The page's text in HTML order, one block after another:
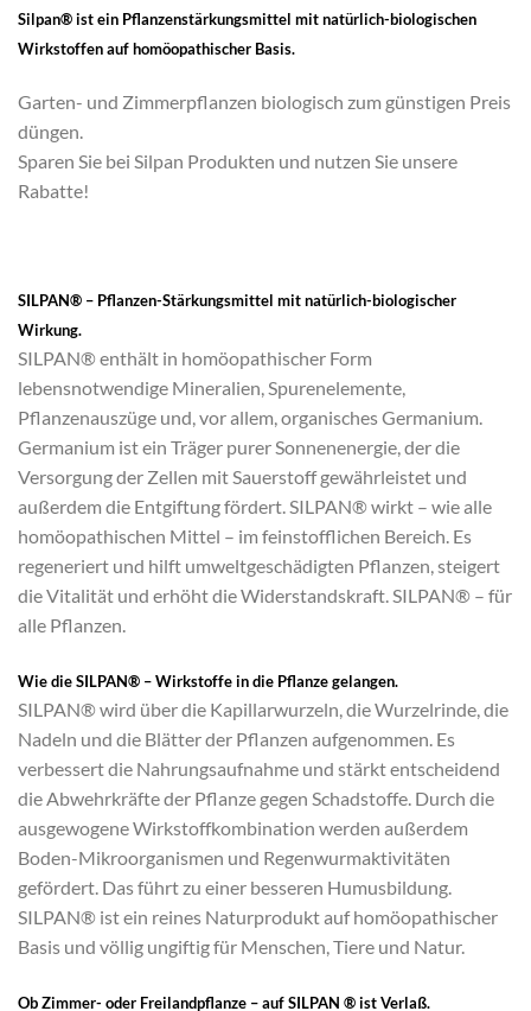
Silpan® ist ein Pflanzenstärkungsmittel mit natürlich-biologischen
Wirkstoffen auf homöopathischer Basis.
Garten- und Zimmerpflanzen biologisch zum günstigen Preis
düngen.
Sparen Sie bei Silpan Produkten und nutzen Sie unsere
Rabatte!
SILPAN® – Pflanzen-Stärkungsmittel mit natürlich-biologischer
Wirkung.
SILPAN® enthält in homöopathischer Form
lebensnotwendige Mineralien, Spurenelemente,
Pflanzenauszüge und, vor allem, organisches Germanium.
Germanium ist ein Träger purer Sonnenenergie, der die
Versorgung der Zellen mit Sauerstoff gewährleistet und
außerdem die Entgiftung fördert. SILPAN® wirkt – wie alle
homöopathischen Mittel – im feinstofflichen Bereich. Es
regeneriert und hilft umweltgeschädigten Pflanzen, steigert
die Vitalität und erhöht die Widerstandskraft. SILPAN® – für
alle Pflanzen.
Wie die SILPAN® – Wirkstoffe in die Pflanze gelangen.
SILPAN® wird über die Kapillarwurzeln, die Wurzelrinde, die
Nadeln und die Blätter der Pflanzen aufgenommen. Es
verbessert die Nahrungsaufnahme und stärkt entscheidend
die Abwehrkräfte der Pflanze gegen Schadstoffe. Durch die
ausgewogene Wirkstoffkombination werden außerdem
Boden-Mikroorganismen und Regenwurmaktivitäten
gefördert. Das führt zu einer besseren Humusbildung.
SILPAN® ist ein reines Naturprodukt auf homöopathischer
Basis und völlig ungiftig für Menschen, Tiere und Natur.
Ob Zimmer- oder Freilandpflanze – auf SILPAN ® ist Verlaß.